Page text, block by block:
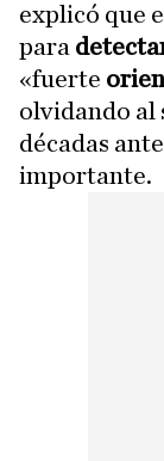
explicó que
para
«fuerte
olvidando al
décadas
importante.